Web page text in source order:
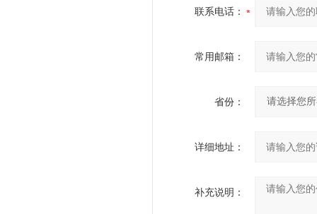
联系电话：
常用邮箱：
省份：
详细地址：
补充说明：